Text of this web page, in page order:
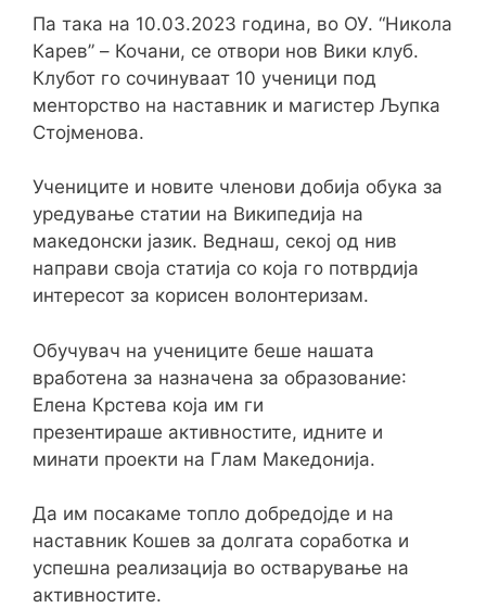
Па така на 10.03.2023 година, во ОУ. “Никола
Карев” – Кочани, се отвори нов Вики клуб.
Клубот го сочинуваат 10 ученици под
менторство на наставник и магистер Љупка
Стојменoва.
Учениците и новите членови добија обука за
уредување статии на Википедија на
македонски јазик. Веднаш, секој од нив
направи своја статија со која го потврдија
интересот за корисен волонтеризам.
Обучувач на учениците беше нашата
вработена за назначена за образование:
Елена Крстева коja им ги
презентираше активностите, идните и
минати проекти на Глам Македонија.
Да им посакаме топло добредојде и на
наставник Кошев за долгата соработка и
успешна реализација во остварување на
активностите.